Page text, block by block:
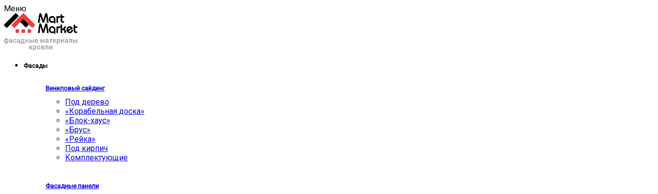
Меню
Фасады
Виниловый сайдинг
Под дерево
«Корабельная доска»
«Блок-хаус»
«Брус»
«Рейка»
Под кирпич
Комплектующие
Фасадные панели